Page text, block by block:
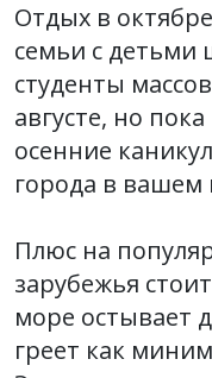
Отдых в
семьи с детьми
студенты
августе, но
осенние
города в
Плюс на
зарубежья
море остывает
греет как